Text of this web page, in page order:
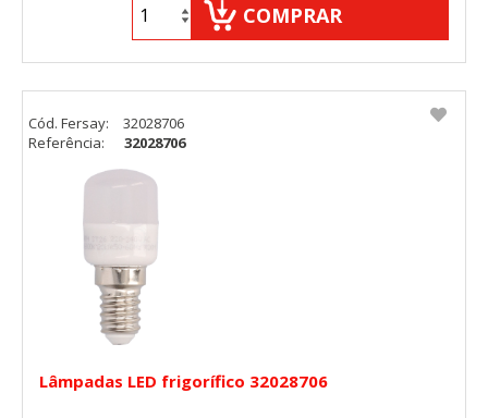
COMPRAR
Lâmpadas LED frigorífico 32028706
Cód. Fersay:
32028706
Referência:
32028706